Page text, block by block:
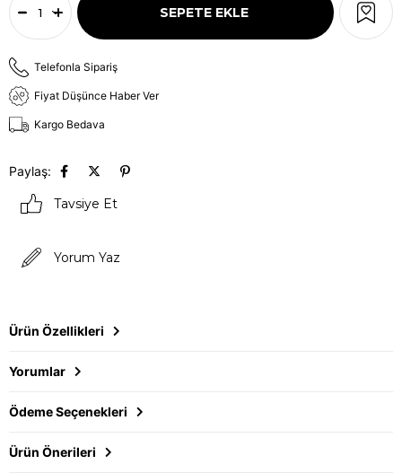
Telefonla Sipariş
Fiyat Düşünce Haber Ver
Kargo Bedava
Paylaş:
Tavsiye Et
Yorum Yaz
Ürün Özellikleri
Yorumlar
Ödeme Seçenekleri
Ürün Önerileri